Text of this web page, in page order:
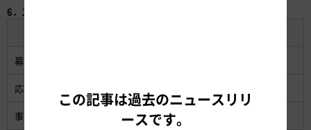
6．スケジュール
募集要項公開・応募受付開始
応募作品提出締切
事前審査通過者発表 2024年6月上旬
この記事は過去のニュースリリ
ースです。